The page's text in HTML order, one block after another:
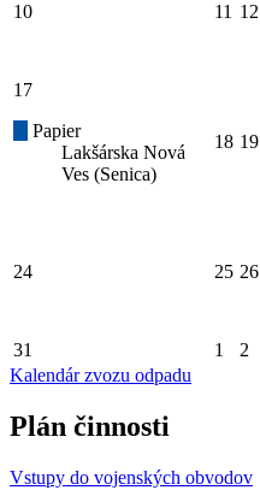
10 11 12
17
Papier
Lakšárska Nová
Ves (Senica)
18 19
24 25 26
31 1 2
Kalendár zvozu odpadu
Plán činnosti
Vstupy do vojenských obvodov